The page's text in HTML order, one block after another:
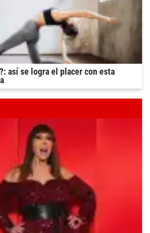
así se logra el placer con esta